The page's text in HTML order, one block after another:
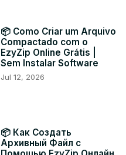
📦 Como Criar um Arquivo
Compactado com o
EzyZip Online Grátis |
Sem Instalar Software
Jul 12, 2026
📦 Как Создать
Архивный Файл с